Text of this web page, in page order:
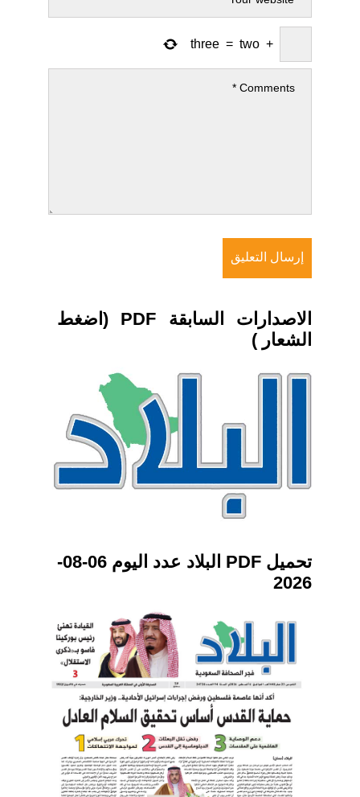
+
two
=
three
الاصدارات السابقة PDF (اضغط
الشعار )
تحميل PDF البلاد عدد اليوم 06-08-
2026